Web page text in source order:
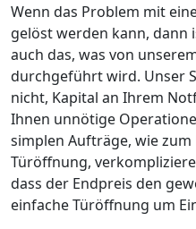
Wenn das Problem mit
gelöst werden kann, dann
auch das, was von
durchgeführt wird. Unser
nicht, Kapital an Ihrem
Ihnen unnötige
simplen Aufträge, wie zum
Türöffnung,
dass der Endpreis den
einfache Türöffnung um